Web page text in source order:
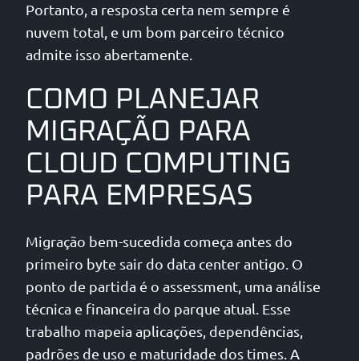
Portanto, a resposta certa nem sempre é
nuvem total, e um bom parceiro técnico
admite isso abertamente.
COMO PLANEJAR
MIGRAÇÃO PARA
CLOUD COMPUTING
PARA EMPRESAS
Migração bem-sucedida começa antes do
primeiro byte sair do data center antigo. O
ponto de partida é o assessment, uma análise
técnica e financeira do parque atual. Esse
trabalho mapeia aplicações, dependências,
padrões de uso e maturidade dos times. A